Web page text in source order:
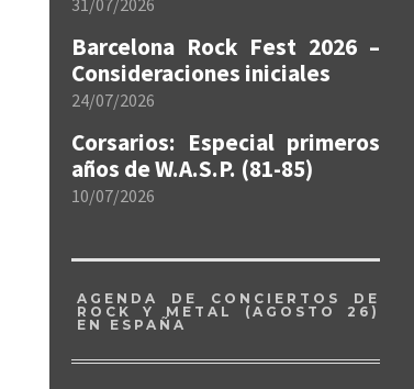
31/07/2026
Barcelona Rock Fest 2026 –
Consideraciones iniciales
24/07/2026
Corsarios: Especial primeros
años de W.A.S.P. (81-85)
10/07/2026
AGENDA DE CONCIERTOS DE
ROCK Y METAL (AGOSTO 26)
EN ESPAÑA